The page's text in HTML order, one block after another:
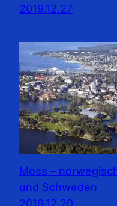
2019.12.27
Moss –
und Schweden